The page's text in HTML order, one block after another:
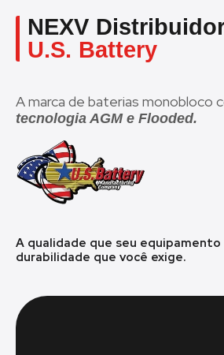
NEXV
U.S. Battery
A marca de baterias monobloco
tecnologia AGM e Flooded.
A qualidade que seu equipamento
durabilidade que você exige.